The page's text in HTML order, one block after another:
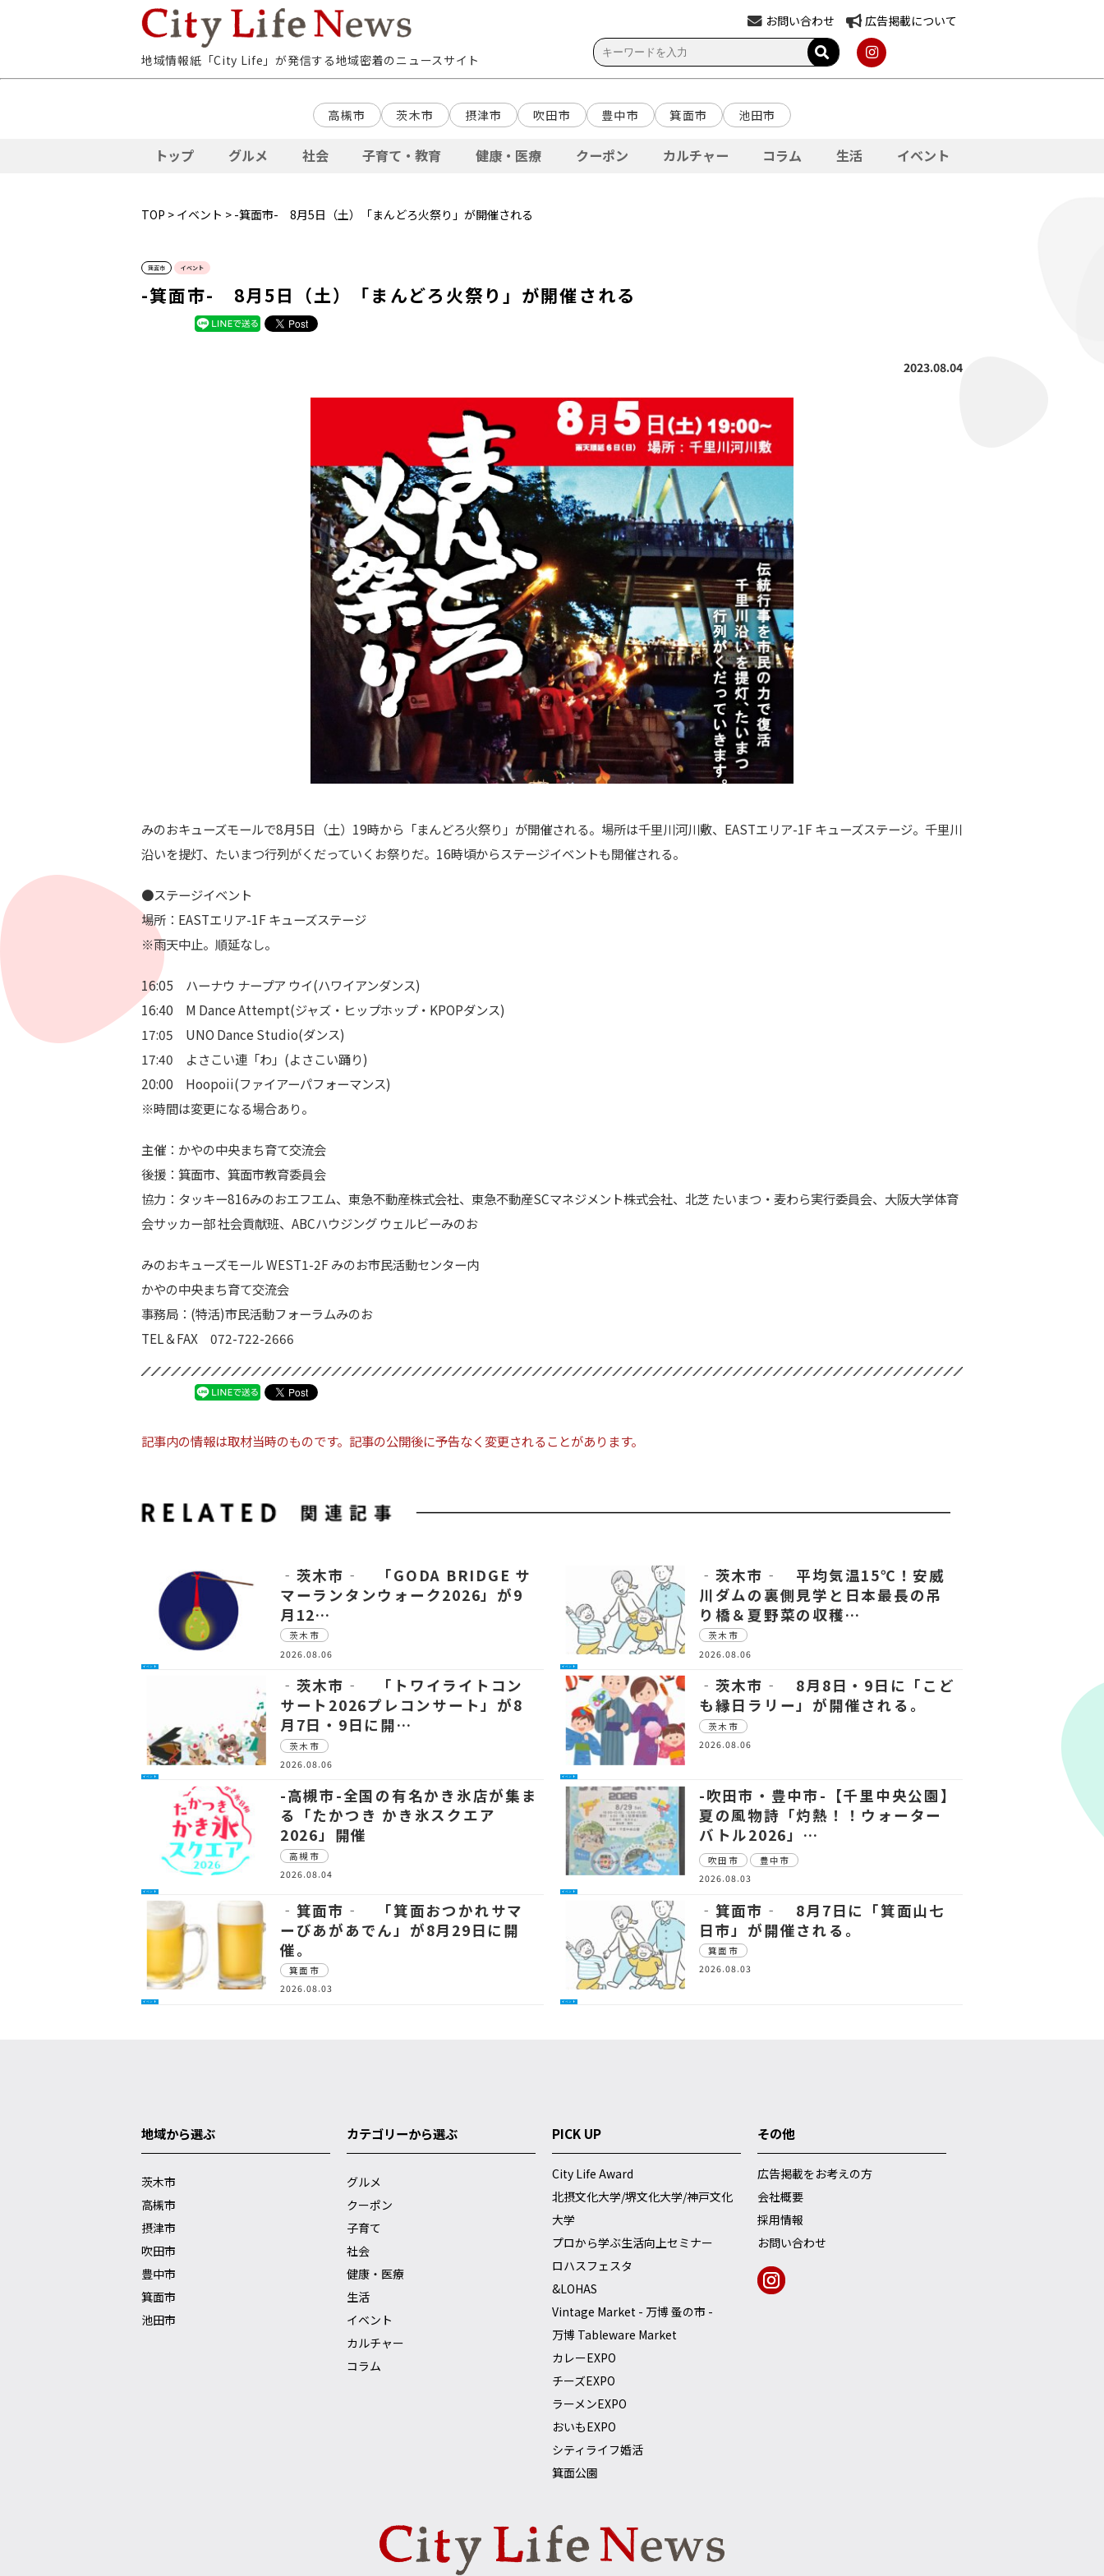
地域情報紙「City Life」が発信する地域密着のニュースサイト
お問い合わせ 広告掲載について
高槻市 茨木市 摂津市 吹田市 豊中市 箕面市 池田市
トップ グルメ 社会 子育て・教育 健康・医療 クーポン カルチャー コラム 生活 イベント
TOP > イベント > -箕面市- 8月5日（土）「まんどろ火祭り」が開催される
箕面市 イベント
-箕面市- 8月5日（土）「まんどろ火祭り」が開催される
2023.08.04
みのおキューズモールで8月5日（土）19時から「まんどろ火祭り」が開催される。場所は千里川河川敷、EASTエリア-1F キューズステージ。千里川
沿いを提灯、たいまつ行列がくだっていくお祭りだ。16時頃からステージイベントも開催される。
●ステージイベント
場所：EASTエリア-1F キューズステージ
※雨天中止。順延なし。
16:05 ハーナウ ナープア ウイ(ハワイアンダンス)
16:40 M Dance Attempt(ジャズ・ヒップホップ・KPOPダンス)
17:05 UNO Dance Studio(ダンス)
17:40 よさこい連「わ」(よさこい踊り)
20:00 Hoopoii(ファイアーパフォーマンス)
※時間は変更になる場合あり。
主催：かやの中央まち育て交流会
後援：箕面市、箕面市教育委員会
協力：タッキー816みのおエフエム、東急不動産株式会社、東急不動産SCマネジメント株式会社、北芝 たいまつ・麦わら実行委員会、大阪大学体育
会サッカー部 社会貢献班、ABCハウジング ウェルビーみのお
みのおキューズモール WEST1-2F みのお市民活動センター内
かやの中央まち育て交流会
事務局：(特活)市民活動フォーラムみのお
TEL＆FAX 072-722-2666
記事内の情報は取材当時のものです。記事の公開後に予告なく変更されることがあります。
イベント
‐茨木市‐ 「GODA BRIDGE サ
マーランタンウォーク2026」が9
月12…
茨木市
2026.08.06
イベント
‐茨木市‐ 平均気温15℃！安威
川ダムの裏側見学と日本最長の吊
り橋＆夏野菜の収穫…
茨木市
2026.08.06
イベント
‐茨木市‐ 「トワイライトコン
サート2026プレコンサート」が8
月7日・9日に開…
茨木市
2026.08.06
イベント
‐茨木市‐ 8月8日・9日に「こど
も縁日ラリー」が開催される。
茨木市
2026.08.06
イベント
-高槻市-全国の有名かき氷店が集ま
る「たかつき かき氷スクエア
2026」開催
高槻市
2026.08.04
イベント
-吹田市・豊中市-【千里中央公園】
夏の風物詩「灼熱！！ウォーター
バトル2026」…
吹田市
豊中市
2026.08.03
イベント
‐箕面市‐ 「箕面おつかれサマ
ーびあがあでん」が8月29日に開
催。
箕面市
2026.08.03
イベント
‐箕面市‐ 8月7日に「箕面山七
日市」が開催される。
箕面市
2026.08.03
地域から選ぶ
茨木市
高槻市
摂津市
吹田市
豊中市
箕面市
池田市
カテゴリーから選ぶ
グルメ
クーポン
子育て
社会
健康・医療
生活
イベント
カルチャー
コラム
PICK UP
City Life Award
北摂文化大学/堺文化大学/神戸文化
大学
プロから学ぶ生活向上セミナー
ロハスフェスタ
&LOHAS
Vintage Market - 万博 蚤の市 -
万博 Tableware Market
カレーEXPO
チーズEXPO
ラーメンEXPO
おいもEXPO
シティライフ婚活
箕面公園
その他
広告掲載をお考えの方
会社概要
採用情報
お問い合わせ